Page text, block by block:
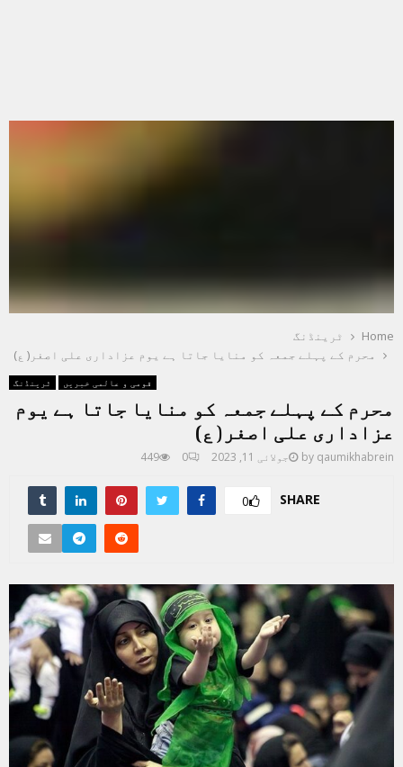
Home
ٹرینڈنگ
محرم کے پہلے جمعہ کو منایا جاتا ہے یوم عزاداری علی اصغر( ع)
ٹرینڈنگ قومی و عالمی خبریں
محرم کے پہلے جمعہ کو منایا جاتا ہے یوم
عزاداری علی اصغر( ع)
by qaumikhabrein جولائی 11, 2023 0
449
SHARE
0